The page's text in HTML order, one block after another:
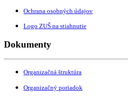
Ochrana osobných údajov
Logo ZUŠ na stiahnutie
Dokumenty
Organizačná štruktúra
Organizačný poriadok